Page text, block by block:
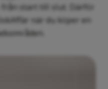
från start till slut. Därför
när du köper en